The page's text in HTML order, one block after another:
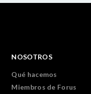
NOSOTROS
Qué hacemos
Miembros de Forus